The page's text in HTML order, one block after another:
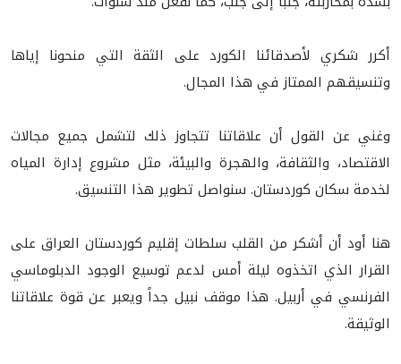
أكرر شكري لأصدقائنا الكورد على الثقة التي منحونا إياها
وتنسيقهم الممتاز في هذا المجال.
وغني عن القول أن علاقاتنا تتجاوز ذلك لتشمل جميع مجالات
الاقتصاد، والثقافة، والهجرة والبيئة، مثل مشروع إدارة المياه
لخدمة سكان كوردستان. سنواصل تطوير هذا التنسيق.
هنا أود أن أشكر من القلب سلطات إقليم كوردستان العراق على
القرار الذي اتخذوه ليلة أمس لدعم توسيع الوجود الدبلوماسي
الفرنسي في أربيل. هذا موقف نبيل جداً ويعبر عن قوة علاقاتنا
الوثيقة.